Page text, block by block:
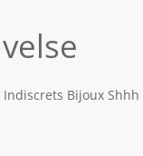
Indiscrets Bijoux